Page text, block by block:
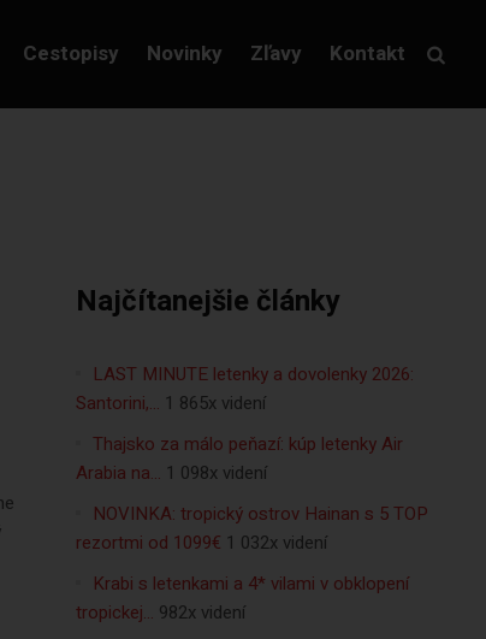
Cestopisy Novinky Zľavy Kontakt
Najčítanejšie články
LAST MINUTE letenky a dovolenky 2026:
Santorini,… 1 865x videní
Thajsko za málo peňazí: kúp letenky Air
Arabia na… 1 098x videní
NOVINKA: tropický ostrov Hainan s 5 TOP
rezortmi od 1099€ 1 032x videní
Krabi s letenkami a 4* vilami v obklopení
tropickej… 982x videní